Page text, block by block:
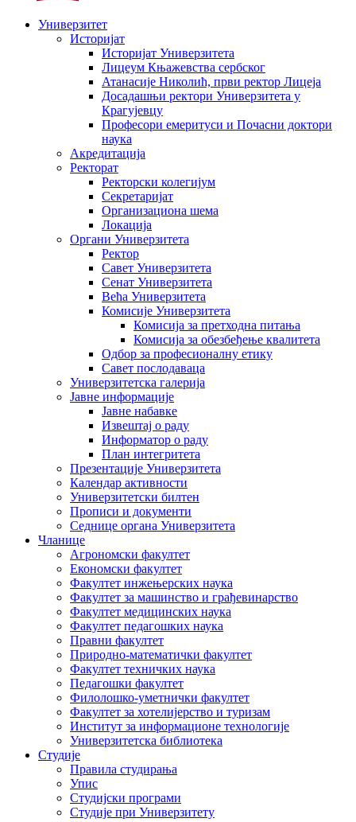
Универзитет
Историјат
Историјат Универзитета
Лицеум Књажевства сербског
Атанасије Николић, први ректор Лицеја
Досадашњи ректори Универзитета у
Крагујевцу
Професори емеритуси и Почасни доктори
наука
Акредитација
Ректорат
Ректорски колегијум
Секретаријат
Организациона шема
Локација
Органи Универзитета
Ректор
Савет Универзитета
Сенат Универзитета
Већа Универзитета
Комисије Универзитета
Комисија за претходна питања
Комисија за обезбеђење квалитета
Одбор за професионалну етику
Савет послодаваца
Универзитетска галерија
Јавне информације
Јавне набавке
Извештај о раду
Информатор о раду
План интегритета
Презентације Универзитета
Календар активности
Универзитетски билтен
Прописи и документи
Седнице органа Универзитета
Чланице
Агрономски факултет
Економски факултет
Факултет инжењерских наука
Факултет за машинство и грађевинарство
Факултет медицинских наука
Факултет педагошких наука
Правни факултет
Природно-математички факултет
Факултет техничких наука
Педагошки факултет
Филолошко-уметнички факултет
Факултет за хотелијерство и туризам
Институт за информационе технологије
Универзитетска библиотека
Студије
Правила студирања
Упис
Студијски програми
Студије при Универзитету